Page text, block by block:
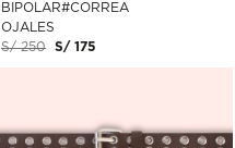
BIPOLAR#CORREA
OJALES
S/ 250
S/ 175